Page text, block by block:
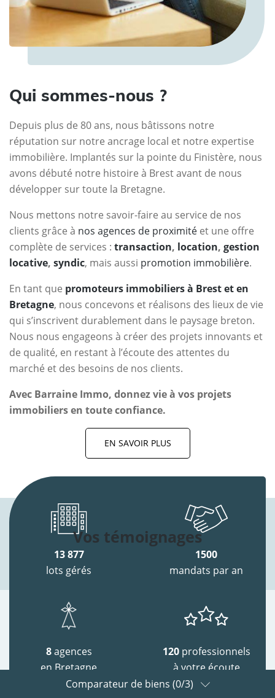
Qui sommes-nous ?
Depuis plus de 80 ans, nous bâtissons notre
réputation sur notre ancrage local et notre expertise
immobilière. Implantés sur la pointe du Finistère, nous
avons débuté notre histoire à Brest avant de nous
développer sur toute la Bretagne.
Nous mettons notre savoir-faire au service de nos
clients grâce à nos agences de proximité et une offre
complète de services : transaction, location, gestion
locative, syndic, mais aussi promotion immobilière.
En tant que promoteurs immobiliers à Brest et en
Bretagne, nous concevons et réalisons des lieux de vie
qui s’inscrivent durablement dans le paysage breton.
Nous nous engageons à créer des projets innovants et
de qualité, en restant à l’écoute des attentes du
marché et des besoins de nos clients.
Avec Barraine Immo, donnez vie à vos projets
immobiliers en toute confiance.
EN SAVOIR PLUS
Vos témoignages
13 877
lots gérés
1500
mandats par an
8agences
en Bretagne
120 professionnels
à votre écoute
Comparateur de biens (0/3)